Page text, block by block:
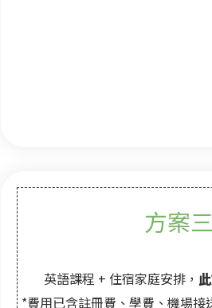
方案三
英語課程 + 住宿家庭安排，
*費用已含註冊費、學費、機場